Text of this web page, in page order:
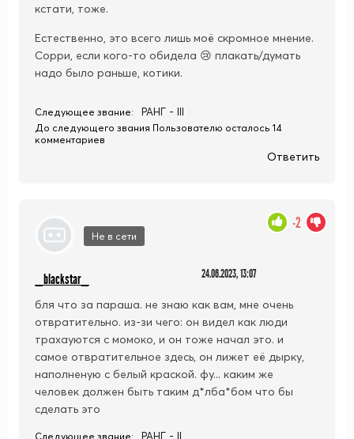
кстати, тоже.
Естественно, это всего лишь моё скромное мнение.
Сорри, если кого-то обидела 😢 плакать/думать
надо было раньше, котики.
Следующее звание: РАНГ - III
До следующего звания Пользователю осталось 14
комментариев
Ответить
Не в сети
_blackstar_ 24.06.2023, 13:07
бля что за параша. не знаю как вам, мне очень
отвратительно. из-зи чего: он видел как люди
трахауются с момоко, и он тоже начал это. и
самое отвратительное здесь, он лижет её дырку,
наполненую с белый краской. фу... каким же
человек должен быть таким д*лба*бом что бы
сделать это
-2
Следующее звание: РАНГ - II